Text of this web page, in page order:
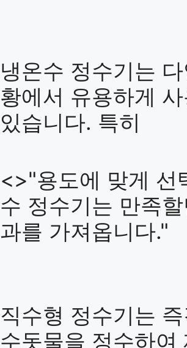
냉온수 정수기는
황에서 유용하게
있습니다. 특히
<>"용도에 맞게 선
수 정수기는 만족
과를 가져옵니다."
직수형 정수기는
수돗물을 정수하여